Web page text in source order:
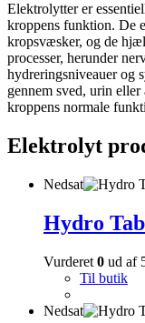
Elektrolytter er
kroppens funktion. De
kropsvæsker, og de
processer, herunder
hydreringsniveauer og
gennem sved, urin
kroppens normale
Elektrolyt
Nedsat
Hydro
Vurderet 0 ud af
Til butik
Nedsat